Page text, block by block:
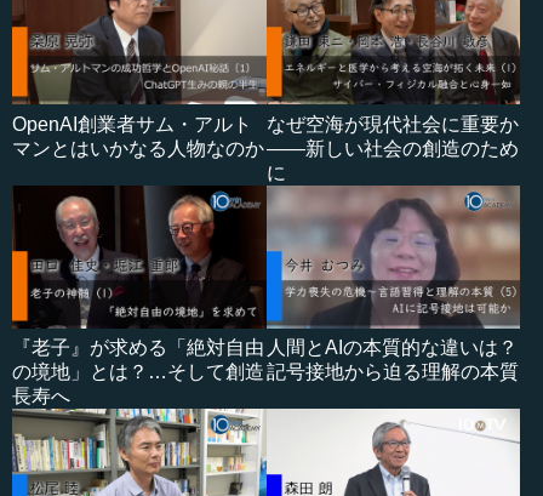
OpenAI創業者サム・アルト
マンとはいかなる人物なのか
なぜ空海が現代社会に重要か
――新しい社会の創造のため
に
『老子』が求める「絶対自由
の境地」とは？…そして創造
長寿へ
人間とAIの本質的な違いは？
記号接地から迫る理解の本質